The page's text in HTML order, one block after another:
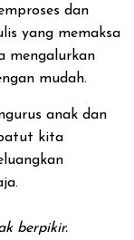
dan
yang memaksa
mengalurkan
mudah.
anak dan
kita
berpikir.